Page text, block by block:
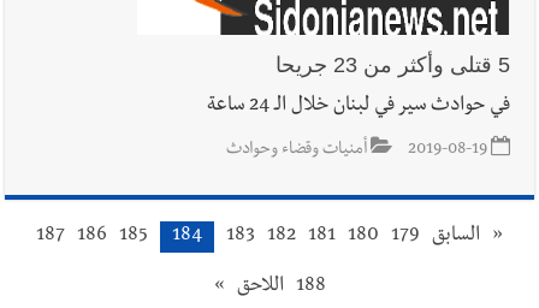
5 قتلى وأكثر من 23 جريحا
في حوادث سير في لبنان خلال الـ 24 ساعة
2019-08-19 أمنيات وقضاء وحوادث
« السابق 179
180
181
182
183
184
185
186
187
188 اللاحق »